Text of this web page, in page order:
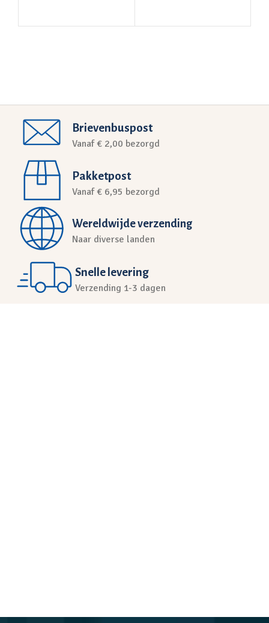
Brievenbuspost
Vanaf € 2,00 bezorgd
Pakketpost
Vanaf € 6,95 bezorgd
Wereldwijde verzending
Naar diverse landen
Snelle levering
Verzending 1-3 dagen